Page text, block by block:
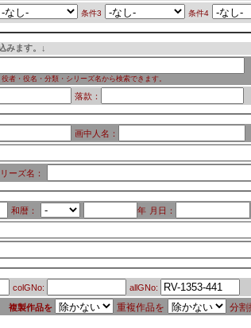
条件3 条件4
みます。↓
者・役名・分類・シリーズ名から検索できます。
落款：
画中人名：
ーズ名：
和暦： 年 月日：
colGNo: allGNo:
複製作品を 重複作品を 分割